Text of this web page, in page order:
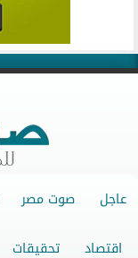
عاجل صوت مصر
اقتصاد تحقيقات